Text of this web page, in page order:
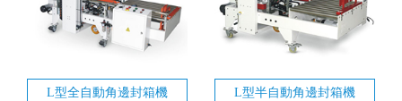
L型全自動角邊封箱機
L型半自動角邊封箱機